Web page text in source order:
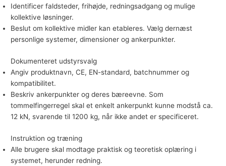
Identificer faldsteder, frihøjde, redningsadgang og mulige
kollektive løsninger.
Beslut om kollektive midler kan etableres. Vælg dernæst
personlige systemer, dimensioner og ankerpunkter.
Dokumenteret udstyrsvalg
Angiv produktnavn, CE, EN-standard, batchnummer og
kompatibilitet.
Beskriv ankerpunkter og deres bæreevne. Som
tommelfingerregel skal et enkelt ankerpunkt kunne modstå ca.
12 kN, svarende til 1200 kg, når ikke andet er specificeret.
Instruktion og træning
Alle brugere skal modtage praktisk og teoretisk oplæring i
systemet, herunder redning.